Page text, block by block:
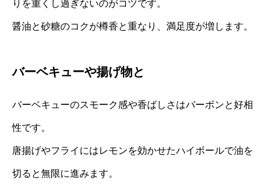
りを重くし過ぎないのがコツです。
醤油と砂糖のコクが樽香と重なり、満足度が増します。
バーベキューや揚げ物と
バーベキューのスモーク感や香ばしさはバーボンと好相
性です。
唐揚げやフライにはレモンを効かせたハイボールで油を
切ると無限に進みます。